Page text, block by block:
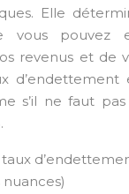
Elle
vous pouvez
revenus et de
d’endettement
s’il ne faut
nuances)